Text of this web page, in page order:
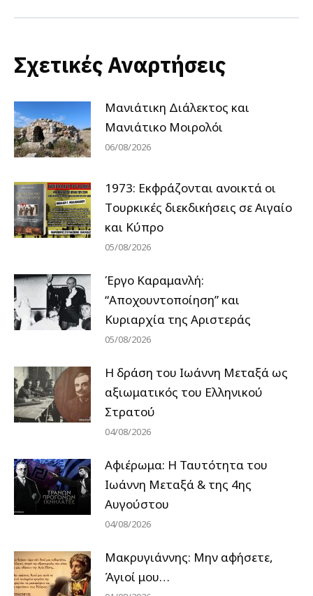
Σχετικές Αναρτήσεις
Μανιάτικη Διάλεκτος και
Μανιάτικο Μοιρολόι
06/08/2026
1973: Εκφράζονται ανοικτά οι
Tουρκικές διεκδικήσεις σε Αιγαίο
και Κύπρο
05/08/2026
Έργο Καραμανλή:
“Αποχουντοποίηση” και
Κυριαρχία της Αριστεράς
05/08/2026
H δράση του Ιωάννη Μεταξά ως
αξιωματικός του Ελληνικού
Στρατού
04/08/2026
Αφιέρωμα: Η Ταυτότητα του
Ιωάννη Μεταξά & της 4ης
Αυγούστου
04/08/2026
Μακρυγιάννης: Μην αφήσετε,
Άγιοί μου…